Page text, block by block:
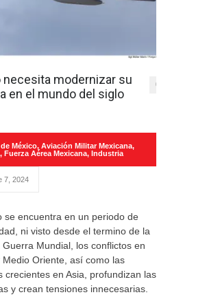
necesita modernizar su
en el mundo del siglo
0
México, Aviación Militar Mexicana,
, Fuerza Aérea Mexicana, Industria
7, 2024
se encuentra en un periodo de
ni visto desde el termino de la
Guerra Mundial, los conflictos en
Medio Oriente, así como las
crecientes en Asia, profundizan las
y crean tensiones innecesarias.